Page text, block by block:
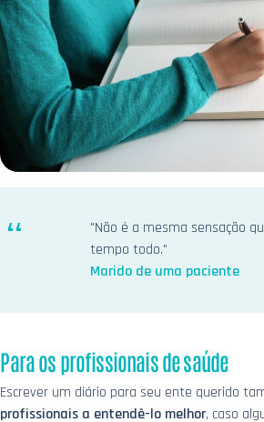
"Não é a mesma sensação
tempo todo."
Marido de uma paciente
Para os profissionais de saúde
Escrever um diário para seu ente querido
profissionais a entendê-lo melhor, caso